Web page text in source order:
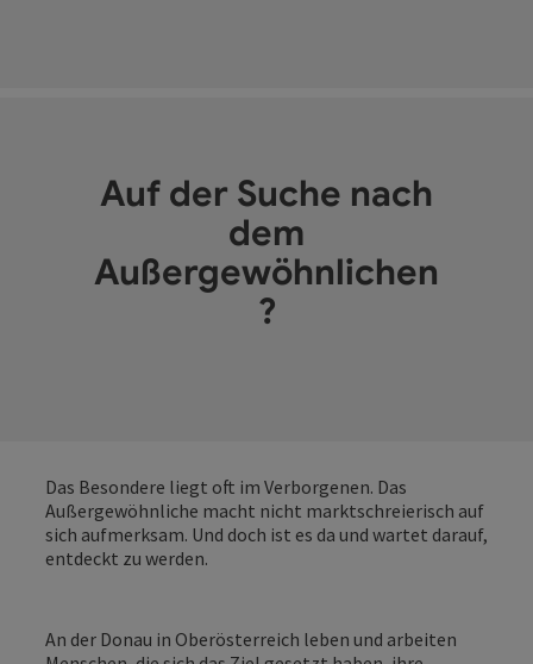
Auf der Suche nach
dem
Außergewöhnlichen
?
Das Besondere liegt oft im Verborgenen. Das
Außergewöhnliche macht nicht marktschreierisch auf
sich aufmerksam. Und doch ist es da und wartet darauf,
entdeckt zu werden.
An der Donau in Oberösterreich leben und arbeiten